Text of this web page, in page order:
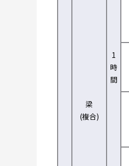
梁
(複合)
1
時
間